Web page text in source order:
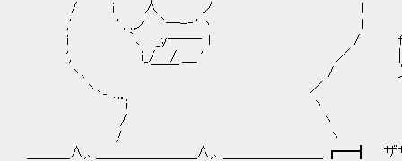
/ i 人 ノ l
,' ' ,_,,ノ `─-‐' ヽ l
i ｀､ _y──‐ l / f´￣￣￣￣￣
', ｉ_/ / ＿ ' ／ | ベール＝
ヽ、 ￣￣ / 乂＿＿＿＿
ヽ､_ ／
｀¨i ヽ ザ
/ ヽ
/ ヽ
＿＿＿∧,､.＿＿＿＿＿＿＿∧,､.＿＿＿＿＿＿＿.┏━┫ ザ